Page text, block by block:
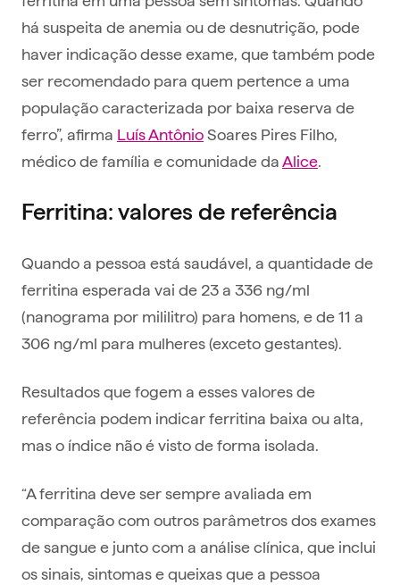
há suspeita de anemia ou de desnutrição, pode
haver indicação desse exame, que também pode
ser recomendado para quem pertence a uma
população caracterizada por baixa reserva de
ferro”, afirma Luís AntônioSoares Pires Filho,
médico de família e comunidade daAlice.
Ferritina: valores de referência
Quando a pessoa está saudável, a quantidade de
ferritina esperada vai de 23 a 336 ng/ml
(nanograma por mililitro) para homens, e de 11 a
306 ng/ml para mulheres (exceto gestantes).
Resultados que fogem a esses valores de
referência podem indicar ferritina baixa ou alta,
mas o índice não é visto de forma isolada.
“A ferritina deve ser sempre avaliada em
comparação com outros parâmetros dos exames
de sangue e junto com a análise clínica, que inclui
os sinais, sintomas e queixas que a pessoa